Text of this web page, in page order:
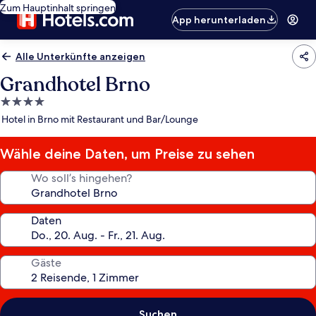
Zum Hauptinhalt springen
App herunterladen
Alle Unterkünfte anzeigen
Grandhotel Brno
4.0-
Sterne-
Hotel in Brno mit Restaurant und Bar/Lounge
Wähle deine Daten, um Preise zu sehen
Wo soll’s hingehen?
Daten
Gäste